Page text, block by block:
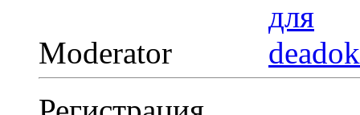
Moderator